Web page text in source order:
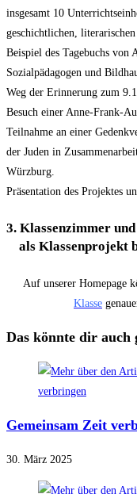
insgesamt 10
geschichtlichen,
Beispiel des Tagebuchs von
Sozialpädagogen und
Weg der Erinnerung zum
Besuch einer Anne-Frank-
Teilnahme an einer
der Juden in
Würzburg.
Präsentation des Projektes
3. Klassenzimmer
als Klassenprojekt
Auf unserer Homepage
Klasse
Das könnte dir auch
Gemeinsam Zeit
30. März 2025